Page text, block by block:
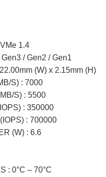
1.4
/ Gen2 / Gen1
(W) x 2.15mm (H)
S) : 7000
S) : 5500
: 350000
: 700000
(W) : 6.6
: 0°C – 70°C